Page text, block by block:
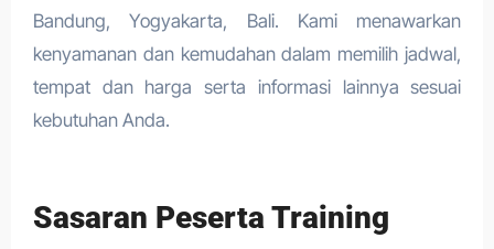
Bandung, Yogyakarta, Bali. Kami menawarkan
kenyamanan dan kemudahan dalam memilih jadwal,
tempat dan harga serta informasi lainnya sesuai
kebutuhan Anda.
Sasaran Peserta Training